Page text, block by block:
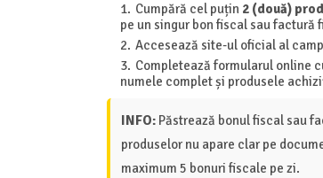
Cumpără cel puțin 2 (două)
pe un singur bon fiscal sau factură
Accesează site-ul oficial al
Completează formularul online
numele complet și produsele
INFO:Păstrează bonul fiscal sau
produselor nu apare clar pe
maximum 5 bonuri fiscale pe zi.